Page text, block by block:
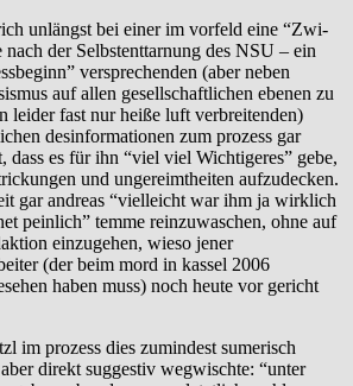
unlängst bei einer im vorfeld eine “Zwi­
der Selbst­ent­tar­nung des NSU – ein
versprechenden (aber neben
auf allen gesellschaftlichen ebenen zu
leider fast nur heiße luft verbreitenden)
desinformationen zum prozess gar
es für ihn “viel viel Wichtigeres” gebe,
und ungereimtheiten aufzudecken.
gar andreas “vielleicht war ihm ja wirklich
peinlich” temme reinzuwaschen, ohne auf
einzugehen, wieso jener
(der beim mord in kassel 2006
haben muss) noch heute vor gericht
im prozess dies zumindest sumerisch
direkt suggestiv wegwischte: “unter